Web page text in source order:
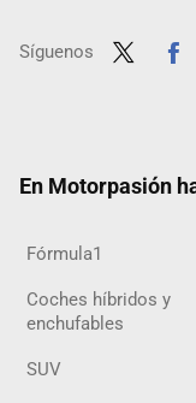
Síguenos
En Motorpasión
Fórmula1
Coches híbridos y
enchufables
SUV